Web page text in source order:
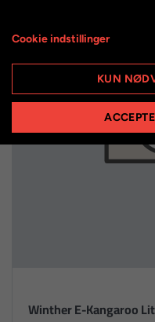
Winther E-Kangaroo
Cookie indstillinger
KUN